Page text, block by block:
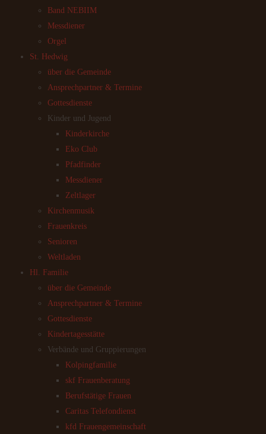
Band NEBIIM
Messdiener
Orgel
St. Hedwig
über die Gemeinde
Ansprechpartner & Termine
Gottesdienste
Kinder und Jugend
Kinderkirche
Eko Club
Pfadfinder
Messdiener
Zeltlager
Kirchenmusik
Frauenkreis
Senioren
Weltladen
Hl. Familie
über die Gemeinde
Ansprechpartner & Termine
Gottesdienste
Kindertagesstätte
Verbände und Gruppierungen
Kolpingfamilie
skf Frauenberatung
Berufstätige Frauen
Caritas Telefondienst
kfd Frauengemeinschaft